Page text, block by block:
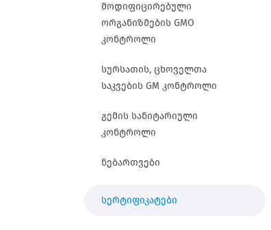
მოდიფიცირებული
ორგანიზმების GMO
კონტროლი
სურსათის, ცხოველთა
საკვების GM კონტროლი
გემის სანიტარიული
კონტროლი
ნებართვები
სერტიფიკატები